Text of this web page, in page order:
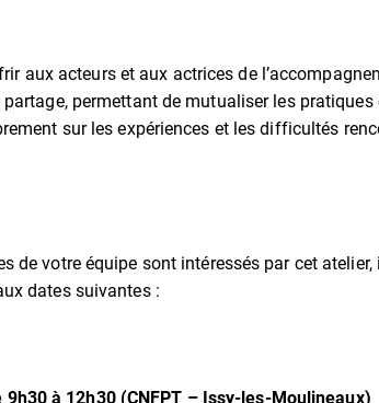
aux acteurs et aux actrices de
permettant de mutualiser les
sur les expériences et les difficultés
de votre équipe sont intéressés par cet
dates suivantes :
à 12h30 (CNFPT – Issy-les-Moulineaux)